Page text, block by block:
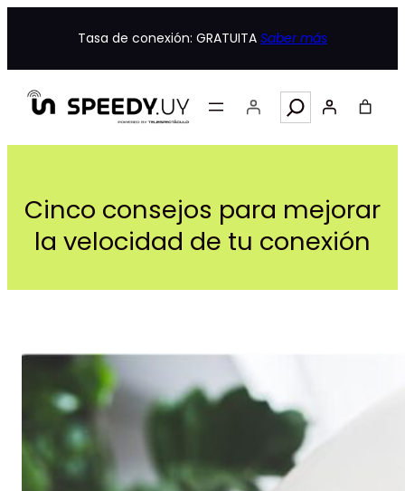
Tasa de conexión: GRATUITA Saber más
Search
Cinco consejos para mejorar
la velocidad de tu conexión